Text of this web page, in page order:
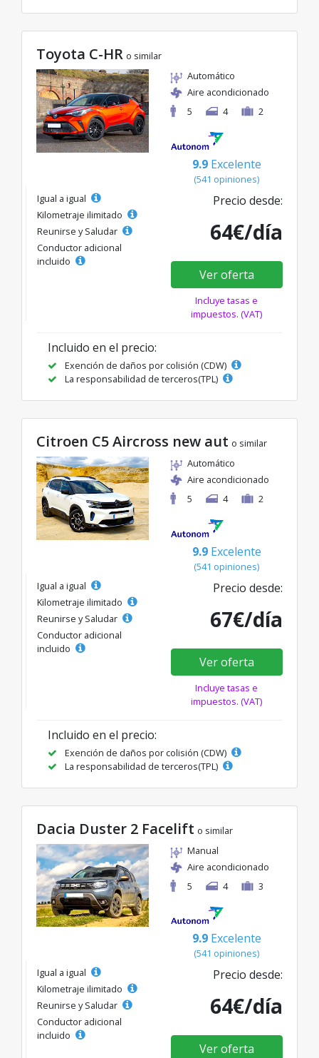
Toyota C-HR o similar
Automático
Aire acondicionado
5
4 2
9.9 Excelente
(541 opiniones)
Igual a igual
Kilometraje ilimitado
Reunirse y Saludar
Conductor adicional
incluido
Precio desde:
64€/día
Ver oferta
Incluye tasas e
impuestos. (VAT)
Incluido en el precio:
Exención de daños por colisión (CDW)
La responsabilidad de terceros(TPL)
Citroen C5 Aircross new aut o similar
Automático
Aire acondicionado
5
4 2
9.9 Excelente
(541 opiniones)
Igual a igual
Kilometraje ilimitado
Reunirse y Saludar
Conductor adicional
incluido
Precio desde:
67€/día
Ver oferta
Incluye tasas e
impuestos. (VAT)
Incluido en el precio:
Exención de daños por colisión (CDW)
La responsabilidad de terceros(TPL)
Dacia Duster 2 Facelift o similar
Manual
Aire acondicionado
5
4 3
9.9 Excelente
(541 opiniones)
Igual a igual
Kilometraje ilimitado
Reunirse y Saludar
Conductor adicional
incluido
Precio desde:
64€/día
Ver oferta